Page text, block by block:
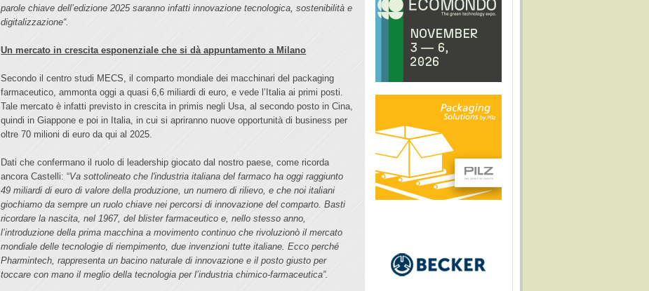
parole chiave dell’edizione 2025 saranno infatti innovazione tecnologica, sostenibilità e
digitalizzazione“.
Un mercato in crescita esponenziale che si dà appuntamento a Milano
Secondo il centro studi MECS, il comparto mondiale dei macchinari del packaging
farmaceutico, ammonta oggi a quasi 6,6 miliardi di euro, e vede l’Italia ai primi posti.
Tale mercato è infatti previsto in crescita in primis negli Usa, al secondo posto in Cina,
quindi in Giappone e poi in Italia, in cui si apriranno nuove opportunità di business per
oltre 70 milioni di euro da qui al 2025.
Dati che confermano il ruolo di leadership giocato dal nostro paese, come ricorda
ancora Castelli: “Va sottolineato che l'industria italiana del farmaco ha oggi raggiunto
49 miliardi di euro di valore della produzione, un numero di rilievo, e che noi italiani
giochiamo da sempre un ruolo chiave nei percorsi di innovazione del comparto. Basti
ricordare la nascita, nel 1967, del blister farmaceutico e, nello stesso anno,
l’introduzione della prima macchina a movimento continuo che rivoluzionò il mercato
mondiale delle tecnologie di riempimento, due invenzioni tutte italiane. Ecco perché
Pharmintech, rappresenta un bacino naturale di innovazione e il posto giusto per
toccare con mano il meglio della tecnologia per l’industria chimico-farmaceutica”.